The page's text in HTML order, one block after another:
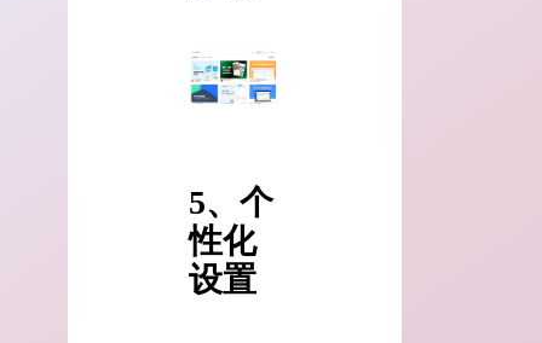
5、个
性化
设置